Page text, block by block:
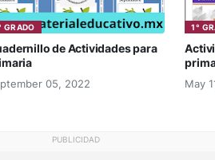
GRADO
de Actividades para
05, 2022
1°
May
PUBLICIDAD